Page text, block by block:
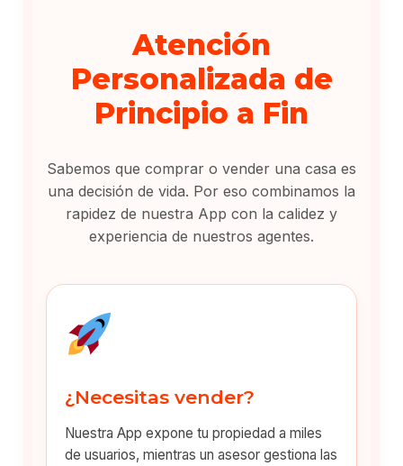
Atención
Personalizada de
Principio a Fin
Sabemos que comprar o vender una casa es
una decisión de vida. Por eso combinamos la
rapidez de nuestra App con la calidez y
experiencia de nuestros agentes.
¿Necesitas vender?
Nuestra App expone tu propiedad a miles
de usuarios, mientras un asesor gestiona las